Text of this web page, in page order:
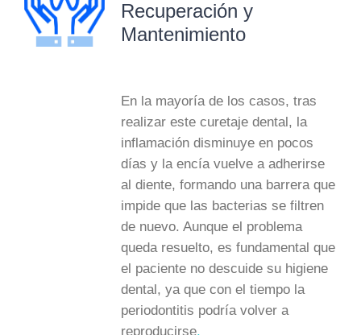
Recuperación y
Mantenimiento
En la mayoría de los casos, tras
realizar este curetaje dental, la
inflamación disminuye en pocos
días y la encía vuelve a adherirse
al diente, formando una barrera que
impide que las bacterias se filtren
de nuevo. Aunque el problema
queda resuelto, es fundamental que
el paciente no descuide su higiene
dental, ya que con el tiempo la
periodontitis podría volver a
reproducirse.